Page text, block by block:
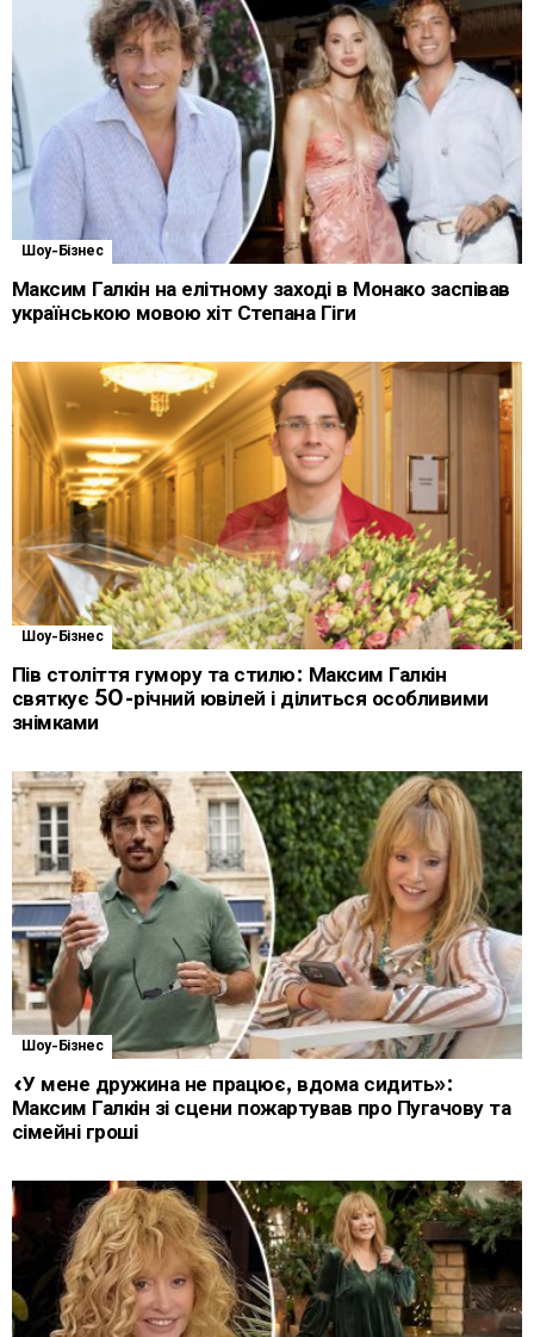
Шоу-Бізнес
Максим Галкін на елітному заході в Монако заспівав
українською мовою хіт Степана Гіги
Шоу-Бізнес
Пів століття гумору та стилю: Максим Галкін
святкує 50-річний ювілей і ділиться особливими
знімками
Шоу-Бізнес
«У мене дружина не працює, вдома сидить»:
Максим Галкін зі сцени пожартував про Пугачову та
сімейні гроші